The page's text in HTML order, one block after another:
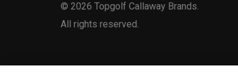
© 2026 Topgolf Callaway Brands.
All rights reserved.